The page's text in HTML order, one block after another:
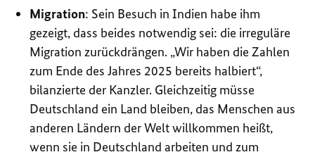
Migration: Sein Besuch in Indien habe ihm
gezeigt, dass beides notwendig sei: die irreguläre
Migration zurückdrängen. „Wir haben die Zahlen
zum Ende des Jahres 2025 bereits halbiert“,
bilanzierte der Kanzler. Gleichzeitig müsse
Deutschland ein Land bleiben, das Menschen aus
anderen Ländern der Welt willkommen heißt,
wenn sie in Deutschland arbeiten und zum